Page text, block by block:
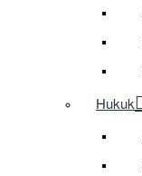
Hukuk